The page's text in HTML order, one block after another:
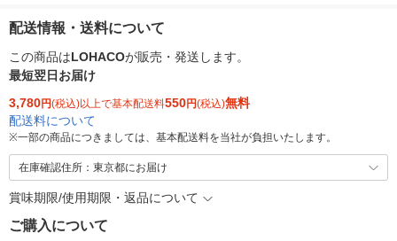
配送情報・送料について
この商品はLOHACOが販売・発送します。
最短翌日お届け
3,780円(税込)以上で基本配送料550円(税込)無料
配送料について
※一部の商品につきましては、基本配送料を当社が負担いたします。
在庫確認住所：東京都にお届け
賞味期限/使用期限・返品について
ご購入について